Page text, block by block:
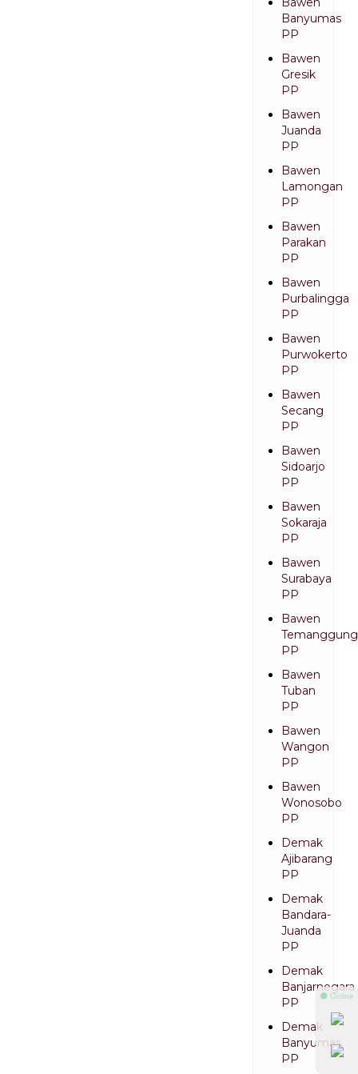
Banyumas
PP
Bawen
Gresik
PP
Bawen
Juanda
PP
Bawen
Lamongan
PP
Bawen
Parakan
PP
Bawen
Purbalingga
PP
Bawen
Purwokerto
PP
Bawen
Secang
PP
Bawen
Sidoarjo
PP
Bawen
Sokaraja
PP
Bawen
Surabaya
PP
Bawen
Temanggung
PP
Bawen
Tuban
PP
Bawen
Wangon
PP
Bawen
Wonosobo
PP
Demak
Ajibarang
PP
Demak
Bandara-
Juanda
PP
Demak
Banjarnegara
PP
Demak
Banyumas
PP
⚫ Online